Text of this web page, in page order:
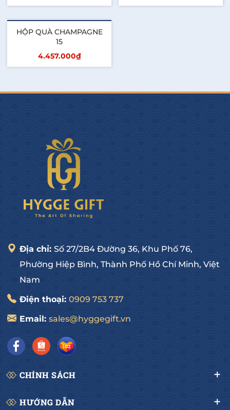
HỘP QUÀ CHAMPAGNE
15
4.457.000₫
Địa chỉ: Số 27/2B4 Đường 36, Khu Phố 76,
Phường Hiệp Bình, Thành Phố Hồ Chí Minh, Việt
Nam
Điện thoại: 0909 753 737
Email: sales@hyggegift.vn
CHÍNH SÁCH
HƯỚNG DẪN